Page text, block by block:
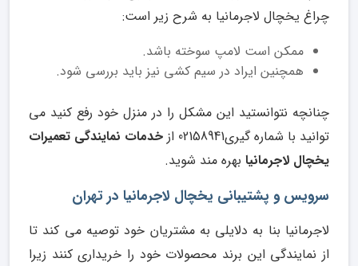
چراغ یخچال لاجرمانیا به شرح زیر است:
ممکن است لامپ سوخته باشد.
همچنین ایراد در سیم کشی نیز باید بررسی شود.
چنانچه نتوانستید این مشکل را در منزل خود رفع کنید می
توانید با شماره گیری02158941 از
خدمات نمایندگی تعمیرات
یخچال لاجرمانیا بهره مند شوید.
سرویس و پشتیبانی یخچال لاجرمانیا در تهران
لاجرمانیا بنا به دلایلی به مشتریان خود توصیه می کند تا
از نمایندگی این برند محصولات خود را خریداری کنند زیرا